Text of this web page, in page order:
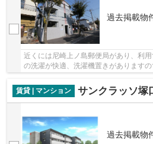
過去掲載物
近くには尼崎上ノ島郵便局があり、利
の洗濯が快適、洗濯機置きがありますの
体で隙間がなく気密性や断熱効果も高
賃貸 | マンション
サンクラッソ塚
過去掲載物